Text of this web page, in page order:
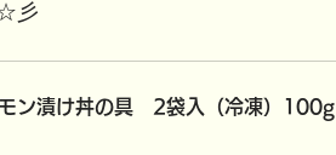
彡
ン漬け丼の具　2袋入（冷凍）100g